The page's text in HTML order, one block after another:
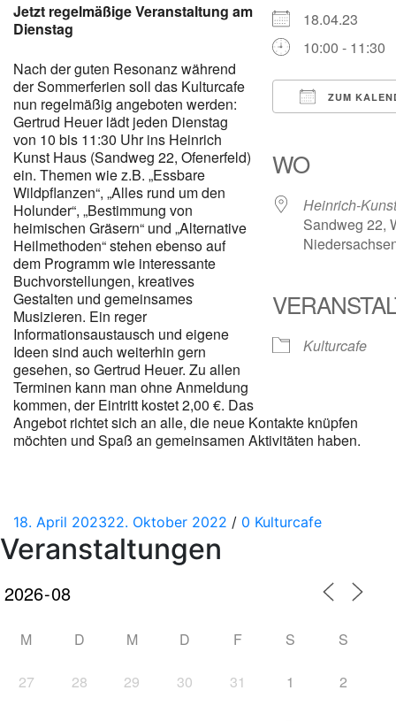
18.04.23
10:00 - 11:30
ZUM
WO
Heinrich-
Sandweg 22,
Kulturcafe
Jetzt regelmäßige Veranstaltung am
Dienstag
Nach der guten Resonanz während
der Sommerferien soll das Kulturcafe
nun regelmäßig angeboten werden:
Gertrud Heuer lädt jeden Dienstag
von 10 bis 11:30 Uhr ins Heinrich
Kunst Haus (Sandweg 22, Ofenerfeld)
ein. Themen wie z.B. „Essbare
Wildpflanzen“, „Alles rund um den
Holunder“, „Bestimmung von
heimischen Gräsern“ und „Alternative
Heilmethoden“ stehen ebenso auf
dem Programm wie interessante
Buchvorstellungen, kreatives
Gestalten und gemeinsames
Musizieren. Ein reger
Informationsaustausch und eigene
Ideen sind auch weiterhin gern
gesehen, so Gertrud Heuer. Zu allen
Terminen kann man ohne Anmeldung
kommen, der Eintritt kostet 2,00 €. Das
Angebot richtet sich an alle, die neue Kontakte knüpfen
möchten und Spaß an gemeinsamen Aktivitäten haben.
Posted
on
18. April 202322. Oktober 2022 / 0 Categories
Kulturcafe
Veranstaltungen
M D M D F S S
27 28 29 30 31 1 2